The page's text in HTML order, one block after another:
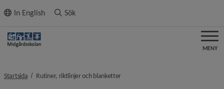
innehållet
In English Sök
MENY
Startsida Rutiner, riktlinjer och blanketternivå i brödsmulenavigeringen